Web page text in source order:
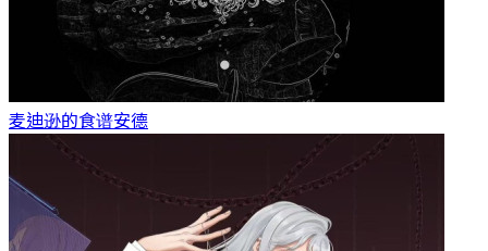
麦迪逊的食谱安德